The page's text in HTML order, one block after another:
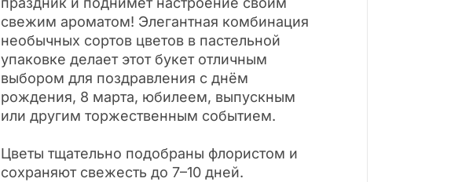
свежим ароматом! Элегантная комбинация
необычных сортов цветов в пастельной
упаковке делает этот букет отличным
выбором для поздравления с днём
рождения, 8 марта, юбилеем, выпускным
или другим торжественным событием.
Цветы тщательно подобраны флористом и
сохраняют свежесть до 7–10 дней.